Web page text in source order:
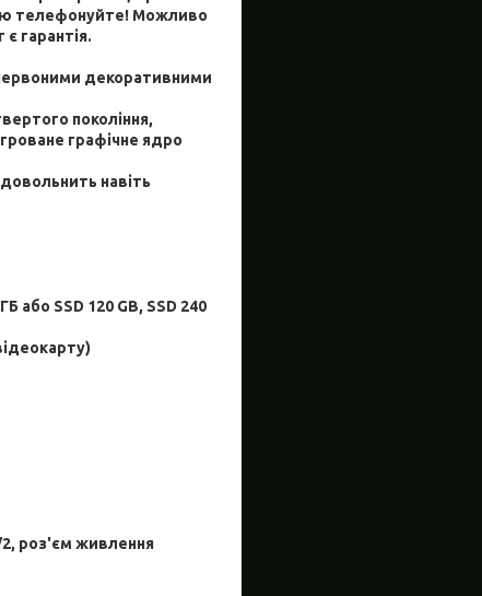
телефонуйте! Можливо
гарантія.
декоративними
покоління,
графічне ядро
навіть
або SSD 120 GB, SSD 240
2, роз'єм живлення